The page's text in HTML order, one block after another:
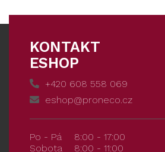
KONTAKT
ESHOP
+420 608 558 069
eshop@proneco.cz
Po - Pá
8:00 - 17:00
Sobota
8:00 - 11:00